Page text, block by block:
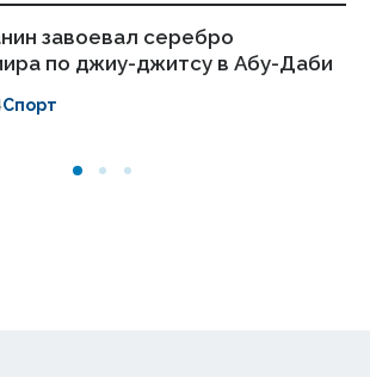
завоевал серебро
по джиу-джитсу в Абу-Даби
Спорт